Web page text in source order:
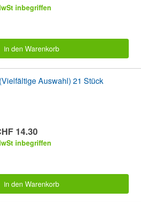
inbegriffen
in den Warenkorb
Auswahl) 21 Stück
14.30
inbegriffen
in den Warenkorb